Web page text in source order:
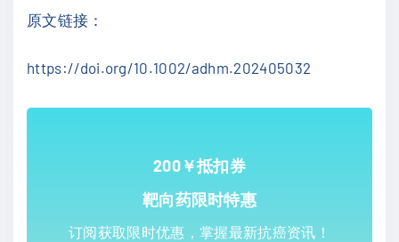
原文链接：
https://doi.org/10.1002/adhm.202405032
200￥抵扣券
靶向药限时特惠
订阅获取限时优惠，掌握最新抗癌资讯！